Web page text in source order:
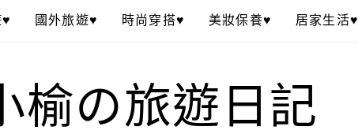
國外旅遊♥ 時尚穿搭♥ 美妝保養♥ 居家生活♥
榆の旅遊日記